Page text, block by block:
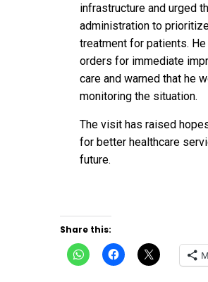
infrastructure and urged
administration to
treatment for patients.
orders for immediate
care and warned that he
monitoring the situation.
The visit has raised
for better healthcare
future.
Share this:
Click
to
Click
to
Click
to